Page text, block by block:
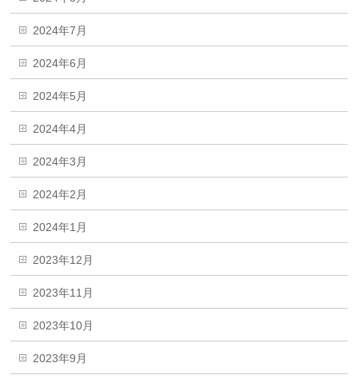
2024年7月
2024年6月
2024年5月
2024年4月
2024年3月
2024年2月
2024年1月
2023年12月
2023年11月
2023年10月
2023年9月